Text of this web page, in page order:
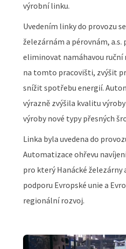
výrobní linku.
Uvedením linky do provozu
železárnám a pérovnám, a.s.
eliminovat namáhavou ruční
na tomto pracovišti, zvýšit
snížit spotřebu energií.
výrazně zvýšila kvalitu
výroby nové typy přesných
Linka byla uvedena do
Automatizace ohřevu
pro který Hanácké železárny
podporu Evropské unie a
regionální rozvoj.